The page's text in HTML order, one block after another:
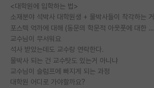
<대학원에 입학하는 법>
소재분야 석박사 대학원생 + 물박사들이 착각하는 거
포스텍 억까에 대해 (동문의 학문적 아웃풋에 대한 반박)
교수님이 무서워요
석사 받았는데도 교수랑 연락한다.
물박사 되는 건 교수탓도 있는거 아니냐
교수님이 슬럼프에 빠지게 되는 과정
대학원 어디로 가야할까요?